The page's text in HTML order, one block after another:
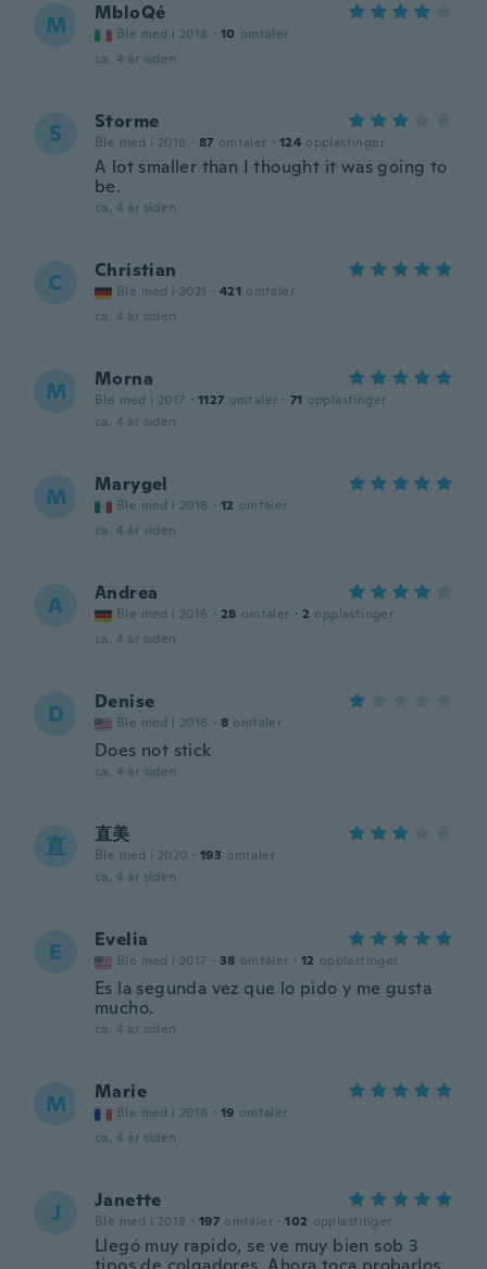
M MbloQé
Ble med i 2018 · 10 omtaler
ca. 4 år siden
S Storme
Ble med i 2018 · 87 omtaler · 124 opplastinger
A lot smaller than I thought it was going to
be.
ca. 4 år siden
C Christian
Ble med i 2021 · 421 omtaler
ca. 4 år siden
M Morna
Ble med i 2017 · 1127 omtaler · 71 opplastinger
ca. 4 år siden
M Marygel
Ble med i 2018 · 12 omtaler
ca. 4 år siden
A Andrea
Ble med i 2016 · 28 omtaler · 2 opplastinger
ca. 4 år siden
D Denise
Ble med i 2016 · 8 omtaler
Does not stick
ca. 4 år siden
直 直美
Ble med i 2020 · 193 omtaler
ca. 4 år siden
E Evelia
Ble med i 2017 · 38 omtaler · 12 opplastinger
Es la segunda vez que lo pido y me gusta
mucho.
ca. 4 år siden
M Marie
Ble med i 2018 · 19 omtaler
ca. 4 år siden
J Janette
Ble med i 2018 · 197 omtaler · 102 opplastinger
Llegó muy rapido, se ve muy bien sob 3